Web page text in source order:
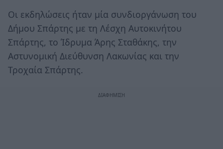
Οι εκδηλώσεις ήταν μία συνδιοργάνωση του
Δήμου Σπάρτης με τη Λέσχη Αυτοκινήτου
Σπάρτης, το Ίδρυμα Άρης Σταθάκης, την
Αστυνομική Διεύθυνση Λακωνίας και την
Τροχαία Σπάρτης.